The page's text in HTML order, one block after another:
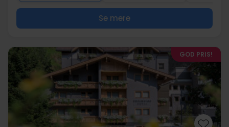
Se mere
GOD PRIS!